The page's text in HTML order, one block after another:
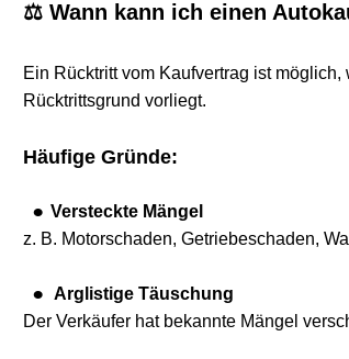
⚖️ Wann kann ich einen Autokauf
Ein Rücktritt vom Kaufvertrag ist möglich,
Rücktrittsgrund vorliegt.
Häufige Gründe:
Versteckte Mängel
z. B. Motorschaden, Getriebeschaden,
️ Arglistige Täuschung
Der Verkäufer hat bekannte Mängel